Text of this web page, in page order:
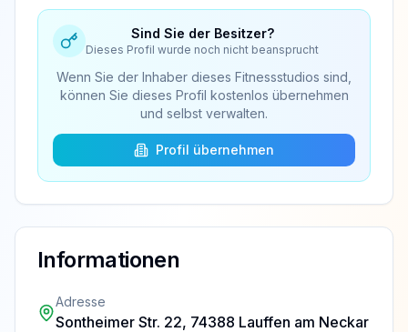
Sind Sie der Besitzer?
Dieses Profil wurde noch nicht beansprucht
Wenn Sie der Inhaber dieses Fitnessstudios sind,
können Sie dieses Profil kostenlos übernehmen
und selbst verwalten.
Profil übernehmen
Informationen
Adresse
Sontheimer Str. 22, 74388 Lauffen am Neckar